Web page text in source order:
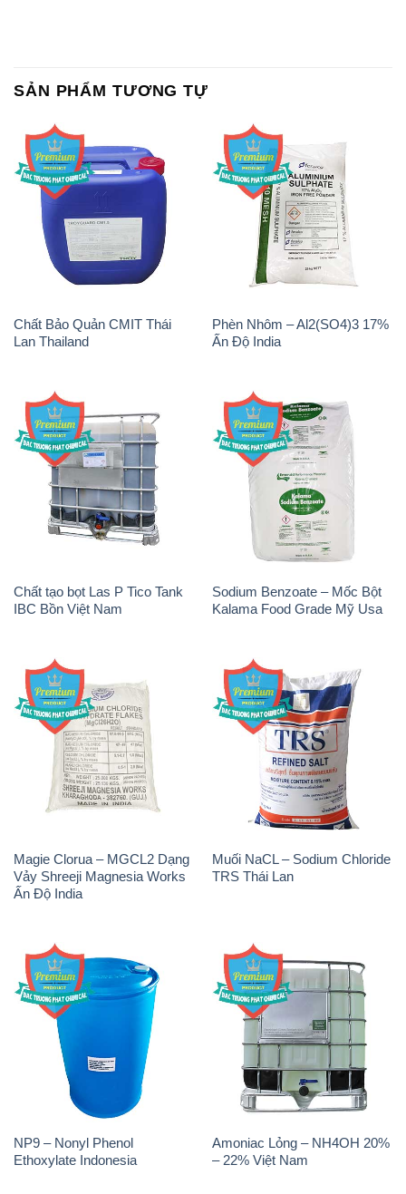
SẢN PHẨM TƯƠNG TỰ
Chất Bảo Quản CMIT Thái
Lan Thailand
Phèn Nhôm – Al2(SO4)3 17%
Ấn Độ India
Chất tạo bọt Las P Tico Tank
IBC Bồn Việt Nam
Sodium Benzoate – Mốc Bột
Kalama Food Grade Mỹ Usa
Magie Clorua – MGCL2 Dạng
Vảy Shreeji Magnesia Works
Ấn Độ India
Muối NaCL – Sodium Chloride
TRS Thái Lan
NP9 – Nonyl Phenol
Ethoxylate Indonesia
Amoniac Lỏng – NH4OH 20%
– 22% Việt Nam